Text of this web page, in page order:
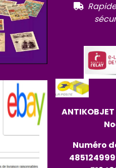
 R
ANTIKOBJET
Numéro